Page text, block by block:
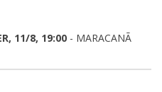
11/8, 19:00 - MARACANÃ